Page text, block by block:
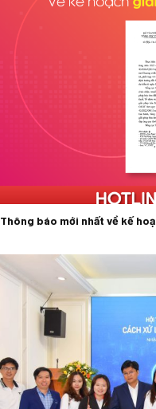
Thông báo mới nhất về kế